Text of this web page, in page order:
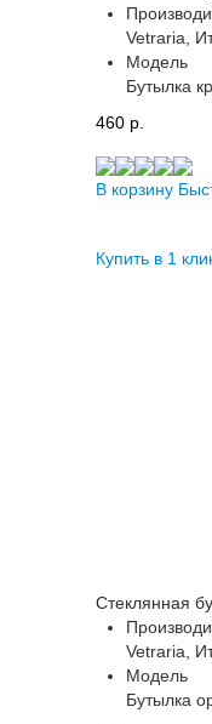
Vetraria,
Модель
Бутылка
460 p.
В корзину
Купить в 1
Стеклянная
Vetraria,
Модель
Бутылка